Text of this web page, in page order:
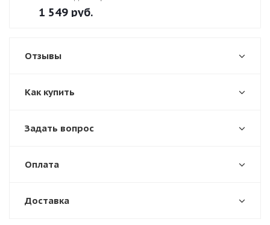
1 549 руб.
Отзывы
Как купить
Задать вопрос
Оплата
Доставка